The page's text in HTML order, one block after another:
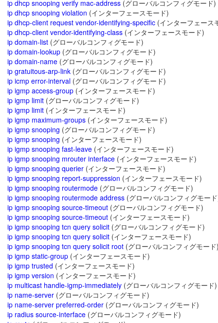
ip dhcp snooping verify mac-address (グローバルコンフィグモード)
ip dhcp snooping violation (インターフェースモード)
ip dhcp-client request vendor-identifying-specific (インターフェース
ip dhcp-client vendor-identifying-class (インターフェースモード)
ip domain-list (グローバルコンフィグモード)
ip domain-lookup (グローバルコンフィグモード)
ip domain-name (グローバルコンフィグモード)
ip gratuitous-arp-link (グローバルコンフィグモード)
ip icmp error-interval (グローバルコンフィグモード)
ip igmp access-group (インターフェースモード)
ip igmp limit (グローバルコンフィグモード)
ip igmp limit (インターフェースモード)
ip igmp maximum-groups (インターフェースモード)
ip igmp snooping (グローバルコンフィグモード)
ip igmp snooping (インターフェースモード)
ip igmp snooping fast-leave (インターフェースモード)
ip igmp snooping mrouter interface (インターフェースモード)
ip igmp snooping querier (インターフェースモード)
ip igmp snooping report-suppression (インターフェースモード)
ip igmp snooping routermode (グローバルコンフィグモード)
ip igmp snooping routermode address (グローバルコンフィグモー
ip igmp snooping source-timeout (グローバルコンフィグモード)
ip igmp snooping source-timeout (インターフェースモード)
ip igmp snooping tcn query solicit (グローバルコンフィグモード)
ip igmp snooping tcn query solicit (インターフェースモード)
ip igmp snooping tcn query solicit root (グローバルコンフィグモー
ip igmp static-group (インターフェースモード)
ip igmp trusted (インターフェースモード)
ip igmp version (インターフェースモード)
ip multicast handle-igmp-immediately (グローバルコンフィグモード)
ip name-server (グローバルコンフィグモード)
ip name-server preferred-order (グローバルコンフィグモード)
ip radius source-interface (グローバルコンフィグモード)